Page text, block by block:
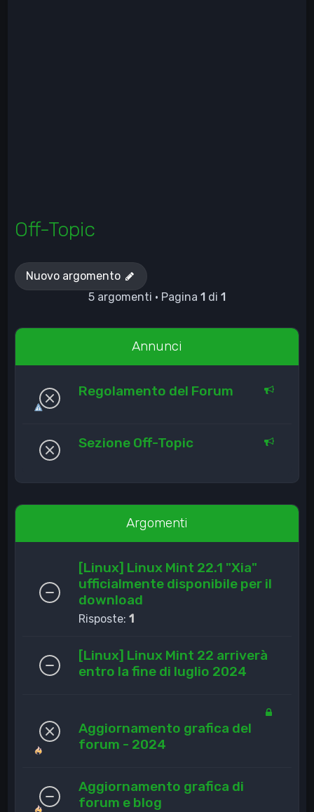
Off-Topic
Nuovo argomento
5 argomenti • Pagina 1 di 1
Annunci
Regolamento del Forum
Sezione Off-Topic
Argomenti
[Linux] Linux Mint 22.1 "Xia"
ufficialmente disponibile per il
download
Risposte:1
[Linux] Linux Mint 22 arriverà
entro la fine di luglio 2024
Aggiornamento grafica del
forum - 2024
Aggiornamento grafica di
forum e blog